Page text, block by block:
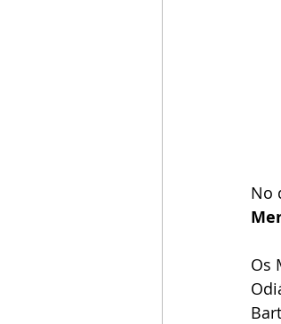
No
Os